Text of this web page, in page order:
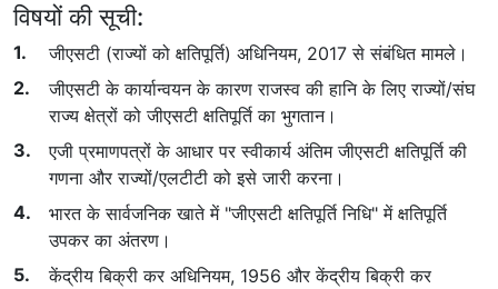
विषयों की सूची:
जीएसटी (राज्यों को क्षतिपूर्ति) अधिनियम, 2017 से संबंधित मामले।
जीएसटी के कार्यान्वयन के कारण राजस्व की हानि के लिए राज्यों/संघ
राज्य क्षेत्रों को जीएसटी क्षतिपूर्ति का भुगतान।
एजी प्रमाणपत्रों के आधार पर स्वीकार्य अंतिम जीएसटी क्षतिपूर्ति की
गणना और राज्यों/एलटीटी को इसे जारी करना।
भारत के सार्वजनिक खाते में "जीएसटी क्षतिपूर्ति निधि" में क्षतिपूर्ति
उपकर का अंतरण।
केंद्रीय बिक्री कर अधिनियम, 1956 और केंद्रीय बिक्री कर